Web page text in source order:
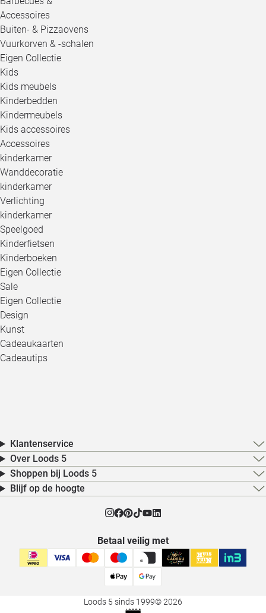
Accessoires
Buiten- & Pizzaovens
Vuurkorven & -schalen
Eigen Collectie
Kids
Kids meubels
Kinderbedden
Kindermeubels
Kids accessoires
Accessoires
kinderkamer
Wanddecoratie
kinderkamer
Verlichting
kinderkamer
Speelgoed
Kinderfietsen
Kinderboeken
Eigen Collectie
Sale
Eigen Collectie
Design
Kunst
Cadeaukaarten
Cadeautips
Klantenservice
Over Loods 5
Shoppen bij Loods 5
Blijf op de hoogte
Betaal veilig met
Loods 5 sinds 1999© 2026